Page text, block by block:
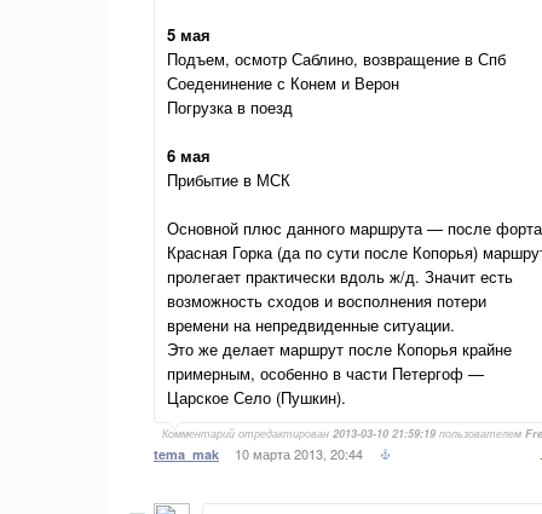
5 мая
Подъем, осмотр Саблино, возвращение в Спб
Соеденинение с Конем и Верон
Погрузка в поезд
6 мая
Прибытие в МСК
Основной плюс данного маршрута — после форта
Красная Горка (да по сути после Копорья)
пролегает практически вдоль ж/д. Значит есть
возможность сходов и восполнения потери
времени на непредвиденные ситуации.
Это же делает маршрут после Копорья крайне
примерным, особенно в части Петергоф —
Царское Село (Пушкин).
Комментарий отредактирован 2013-03-10 21:59:19 пользователем
tema_mak 10 марта 2013, 20:44